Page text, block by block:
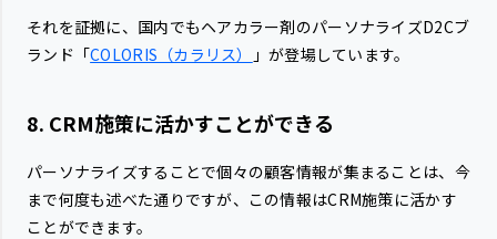
それを証拠に、国内でもヘアカラー剤のパーソナライズD2Cブ
ランド「COLORIS（カラリス） 」が登場しています。
8. CRM施策に活かすことができる
パーソナライズすることで個々の顧客情報が集まることは、今
まで何度も述べた通りですが、この情報はCRM施策に活かす
ことができます。